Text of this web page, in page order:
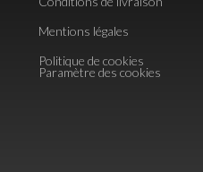
Mentions légales
Politique de cookies
Paramètre des cookies